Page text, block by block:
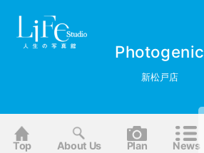
Photogenic
新松戸店
Top About Us Plan News